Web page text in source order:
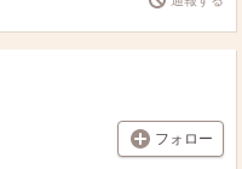
フォロー